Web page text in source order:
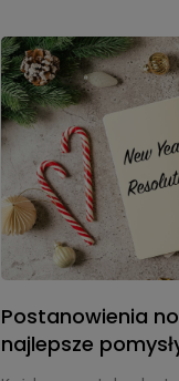
wykonanych z
podkreśla estetykę
stworzyć harmonijną
Postanowienia
najlepsze